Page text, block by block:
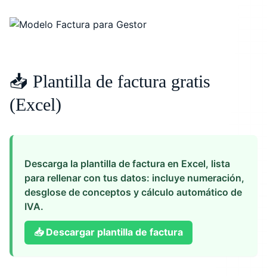
📥 Plantilla de factura gratis
(Excel)
Descarga la plantilla de factura en Excel, lista
para rellenar con tus datos: incluye numeración,
desglose de conceptos y cálculo automático de
IVA.
📥 Descargar plantilla de factura